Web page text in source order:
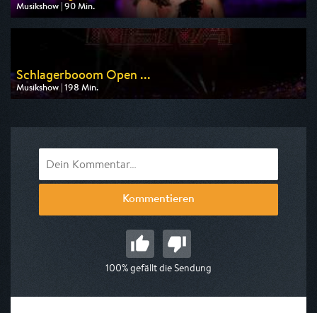
Musikshow | 90 Min.
Ausgestrahlt von MDR
am 14.08.2026, 20:15
Schlagerbooom Open ...
Musikshow | 198 Min.
Ausgestrahlt von MDR
Kommentieren
100% gefällt die Sendung